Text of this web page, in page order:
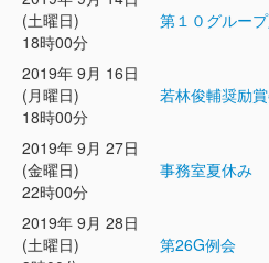
(土曜日)
18時00分
第１０グルー
2019年 9月 16日
(月曜日)
18時00分
若林俊輔奨励
2019年 9月 27日
(金曜日)
22時00分
事務室夏休み
2019年 9月 28日
(土曜日)
第26G例会